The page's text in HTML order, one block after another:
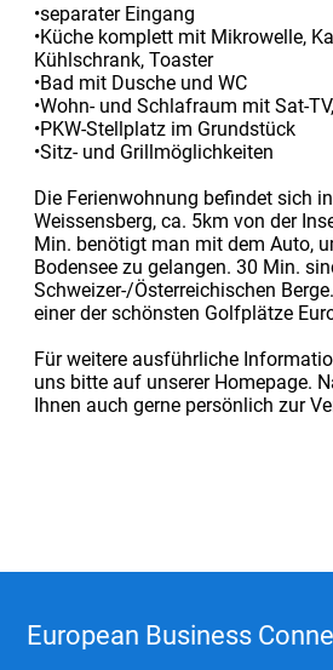
•separater Eingang
•Küche komplett mit Mikrowelle,
Kühlschrank, Toaster
•Bad mit Dusche und WC
•Wohn- und Schlafraum mit Sat-
•PKW-Stellplatz im Grundstück
•Sitz- und Grillmöglichkeiten
Die Ferienwohnung befindet sich
Weissensberg, ca. 5km von der
Min. benötigt man mit dem Auto,
Bodensee zu gelangen. 30 Min.
Schweizer-/Österreichischen
einer der schönsten Golfplätze
Für weitere ausführliche
uns bitte auf unserer Homepage.
Ihnen auch gerne persönlich zur
European Business